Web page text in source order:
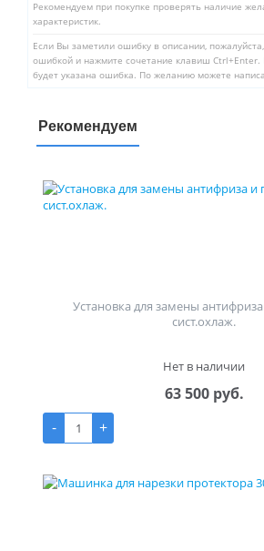
Рекомендуем при покупке проверять наличие
характеристик.
Если Вы заметили ошибку в описании,
ошибкой и нажмите сочетание клавиш
будет указана ошибка. По желанию можете
Рекомендуем
Установка для замены
сист.охлаж.
Нет в наличии
63 500 руб.
-
+